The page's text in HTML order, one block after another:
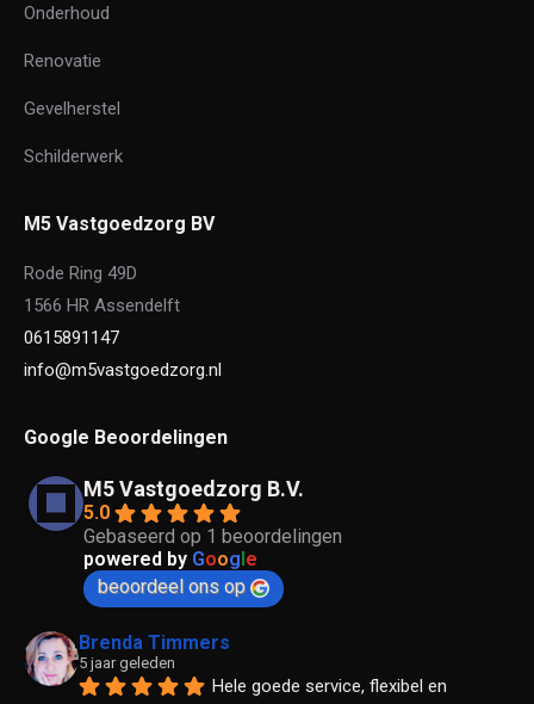
Onderhoud
Renovatie
Gevelherstel
Schilderwerk
M5 Vastgoedzorg BV
Rode Ring 49D
1566 HR Assendelft
0615891147
info@m5vastgoedzorg.nl
Google Beoordelingen
M5 Vastgoedzorg B.V.
5.0
Gebaseerd op 1 beoordelingen
powered by Google
beoordeel ons op
Brenda Timmers
5 jaar geleden
Hele goede service, flexibel en